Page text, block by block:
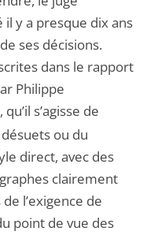
il y a presque dix ans
ses décisions.
dans le rapport
Philippe
s’agisse de
ou du
direct, avec des
clairement
l’exigence de
point de vue des